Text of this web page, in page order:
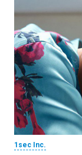
1sec Inc.